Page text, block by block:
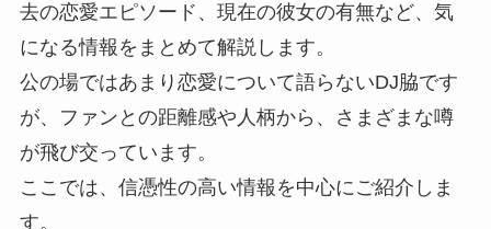
去の恋愛エピソード、現在の彼女の有無など、気
になる情報をまとめて解説します。
公の場ではあまり恋愛について語らないDJ脇です
が、ファンとの距離感や人柄から、さまざまな噂
が飛び交っています。
ここでは、信憑性の高い情報を中心にご紹介しま
す。